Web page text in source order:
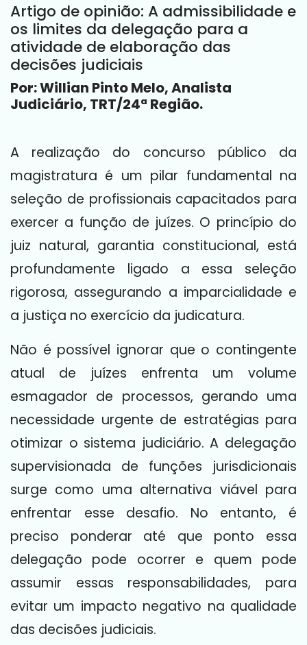
Artigo de opinião: A admissibilidade e
os limites da delegação para a
atividade de elaboração das
decisões judiciais
Por: Willian Pinto Melo, Analista
Judiciário, TRT/24ª Região.
A realização do concurso público da
magistratura é um pilar fundamental na
seleção de profissionais capacitados para
exercer a função de juízes. O princípio do
juiz natural, garantia constitucional, está
profundamente ligado a essa seleção
rigorosa, assegurando a imparcialidade e
a justiça no exercício da judicatura.
Não é possível ignorar que o contingente
atual de juízes enfrenta um volume
esmagador de processos, gerando uma
necessidade urgente de estratégias para
otimizar o sistema judiciário. A delegação
supervisionada de funções jurisdicionais
surge como uma alternativa viável para
enfrentar esse desafio. No entanto, é
preciso ponderar até que ponto essa
delegação pode ocorrer e quem pode
assumir essas responsabilidades, para
evitar um impacto negativo na qualidade
das decisões judiciais.